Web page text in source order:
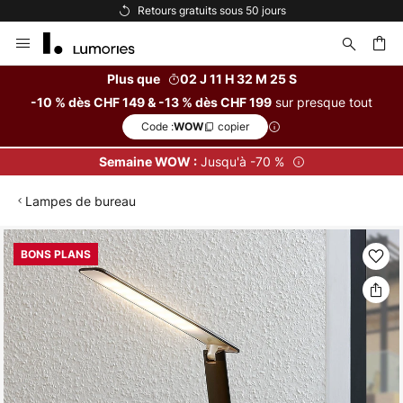
Retours gratuits sous 50 jours
Allez
au
Plus que
02 J 11 H 32 M 24 S
-10 % dès CHF 149 & -13 % dès CHF 199 sur presque tout
Code :WOW copier
Semaine WOW :Jusqu'à -70 %
Lampes de bureau
BONS PLANS
Skip
to
the
end
of
the
images
gallery